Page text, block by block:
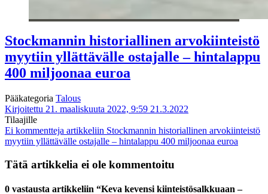
Stockmannin historiallinen arvokiinteistö
myytiin yllättävälle ostajalle – hintalappu
400 miljoonaa euroa
Pääkategoria Talous
Kirjoitettu 21. maaliskuuta 2022, 9:59 21.3.2022
Tilaajille
Ei kommentteja artikkeliin Stockmannin historiallinen arvokiinteistö
myytiin yllättävälle ostajalle – hintalappu 400 miljoonaa euroa
Tätä artikkelia ei ole kommentoitu
0 vastausta artikkeliin “Keva kevensi kiinteistösalkkuaan –